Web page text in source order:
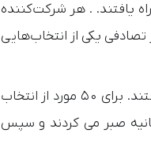
یافتند. . هر شرکت‌کننده
تصادفی یکی از انتخاب‌هایی
یکی از عوامل جالبی که بر انتخاب بیماران بیشتر تأثیر می‌گذارد این بود که چقدر سریع باید تصمیم می‌گرفتند. برای 50 مورد از انتخاب
فقط دو ثانیه فرصت داشتند تا انتخاب خود را انجام دهند. برای 50 انتخاب دیگر، آنها باید 10 ثانیه صبر می کردند و سپس